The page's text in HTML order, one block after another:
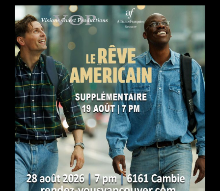
ET
SCÉNARISÉ
FUGULIN,
PRÉSENTÉ
À
VANCOUVER
JEUDI
LE
20
AOÛT